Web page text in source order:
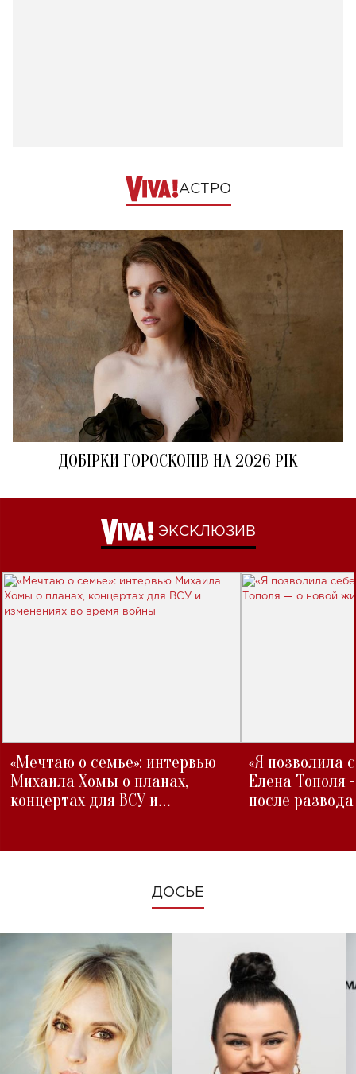
АСТРО
ДОБІРКИ ГОРОСКОПІВ НА 2026 РІК
ЭКСКЛЮЗИВ
«Мечтаю о семье»: интервью
Михаила Хомы о планах,
концертах для ВСУ и
«Я позволила
Елена Тополя
после развода
ДОСЬЕ